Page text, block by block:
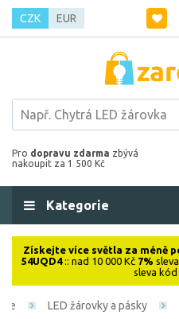
CZK EUR
Pro dopravu zdarma zbývá
nakoupit za 1 500 Kč
Kategorie
Získejte více světla za méně
54UQD4:: nad 10 000 Kč 7%
sleva kód
LED žárovky a pásky